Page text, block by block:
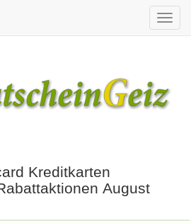
Kreditkarten
August